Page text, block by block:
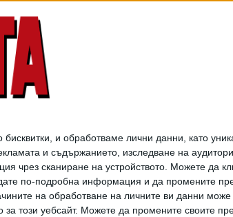
и обработваме лични данни, като
и съдържанието, изследване на
чрез сканиране на устройството. Можете да
по-подробна информация и да промените
на обработване на личните ви данни
този уебсайт. Можете да промените своите